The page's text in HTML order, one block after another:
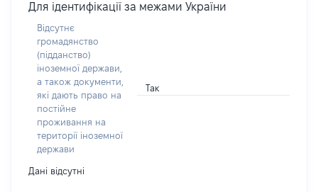
Для ідентифікації за межами України
Відсутнє
громадянство
(підданство)
іноземної держави,
а також документи,
які дають право на
постійне
проживання на
території іноземної
держави
Так
Дані відсутні